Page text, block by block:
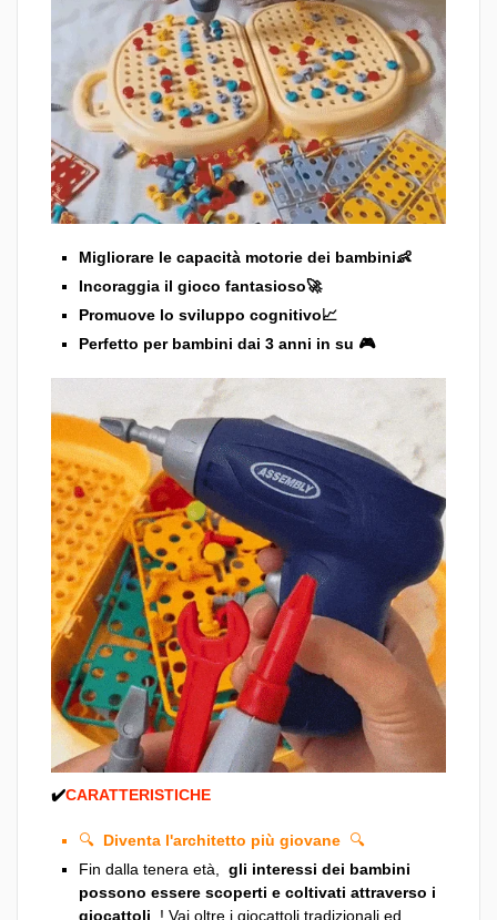
Migliorare le capacità motorie dei bambini👶
Incoraggia il gioco fantasioso🚀
Promuove lo sviluppo cognitivo📈
Perfetto per bambini dai 3 anni in su 🎮
✔️CARATTERISTICHE
🔍 Diventa l'architetto più giovane 🔍
Fin dalla tenera età, gli interessi dei bambini
possono essere scoperti e coltivati ​​attraverso i
giocattoli ! Vai oltre i giocattoli tradizionali ed